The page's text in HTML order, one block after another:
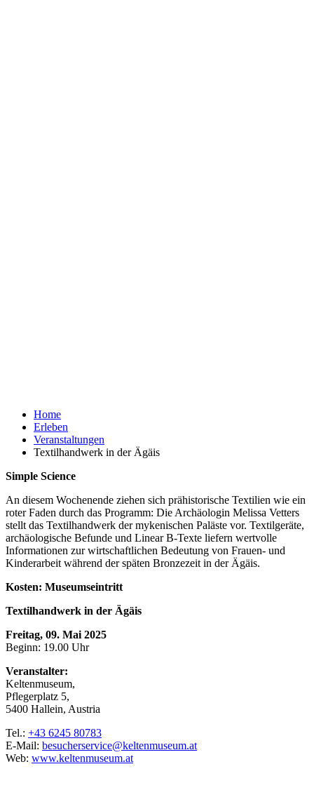
Home
Erleben
Veranstaltungen
Textilhandwerk in der Ägäis
Simple Science
An diesem Wochenende ziehen sich prähistorische Textilien wie ein
roter Faden durch das Programm: Die Archäologin Melissa Vetters
stellt das Textilhandwerk der mykenischen Paläste vor. Textilgeräte,
archäologische Befunde und Linear B-Texte liefern wertvolle
Informationen zur wirtschaftlichen Bedeutung von Frauen- und
Kinderarbeit während der späten Bronzezeit in der Ägäis.
Kosten: Museumseintritt
Textilhandwerk in der Ägäis
Freitag, 09. Mai 2025
Beginn: 19.00 Uhr
Veranstalter:
Keltenmuseum,
Pflegerplatz 5,
5400 Hallein, Austria
Tel.: +43 6245 80783
E-Mail: besucherservice@keltenmuseum.at
Web: www.keltenmuseum.at